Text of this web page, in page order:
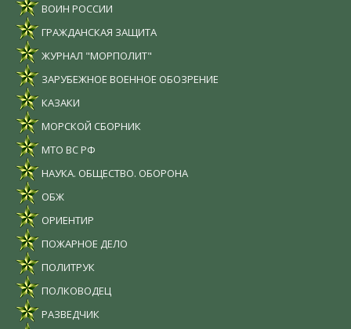
ВОИН РОССИИ
ГРАЖДАНСКАЯ ЗАЩИТА
ЖУРНАЛ "МОРПОЛИТ"
ЗАРУБЕЖНОЕ ВОЕННОЕ ОБОЗРЕНИЕ
КАЗАКИ
МОРСКОЙ СБОРНИК
МТО ВС РФ
НАУКА. ОБЩЕСТВО. ОБОРОНА
ОБЖ
ОРИЕНТИР
ПОЖАРНОЕ ДЕЛО
ПОЛИТРУК
ПОЛКОВОДЕЦ
РАЗВЕДЧИК